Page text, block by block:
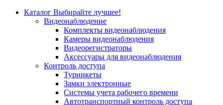
Каталог Выбирайте лучшее!
Видеонаблюдение
Комплекты видеонаблюдения
Камеры видеонаблюдения
Видеорегистраторы
Аксессуары для видеонаблюдения
Контроль доступа
Турникеты
Замки электронные
Системы учета рабочего времени
Автотранспортный контроль доступа